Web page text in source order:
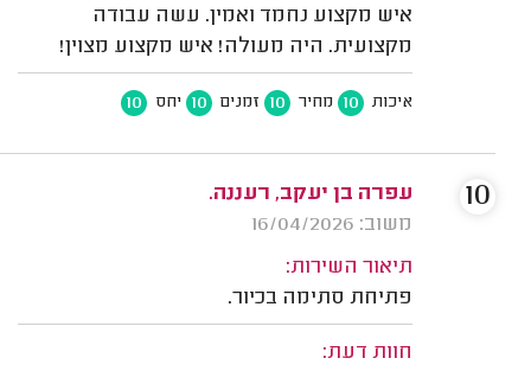
איש מקצוע נחמד ואמין. עשה עבודה
מקצועית. היה מעולה! איש מקצוע מצוין!
איכות 10 מחיר 10 זמנים 10 יחס 10
עפרה בן יעקב, רעננה.
משוב: 16/04/2026
תיאור השירות:
פתיחת סתימה בכיור.
חוות דעת:
10